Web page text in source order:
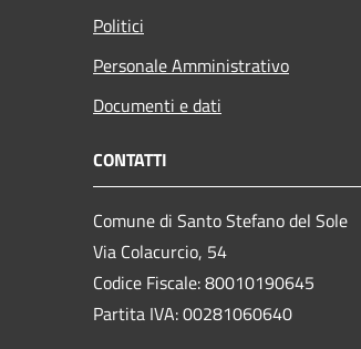
Politici
Personale Amministrativo
Documenti e dati
CONTATTI
Comune di Santo Stefano del Sole
Via Colacurcio, 54
Codice Fiscale: 80010190645
Partita IVA: 00281060640